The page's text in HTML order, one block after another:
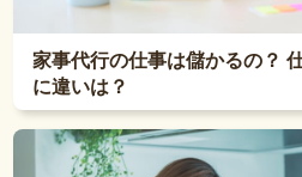
家事代行の仕事は儲かるの？
に違いは？